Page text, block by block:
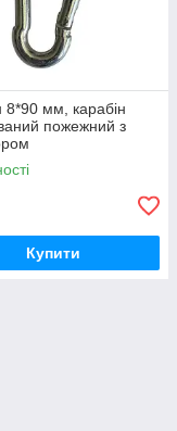
8*90 мм, карабін
пожежний з
Купити